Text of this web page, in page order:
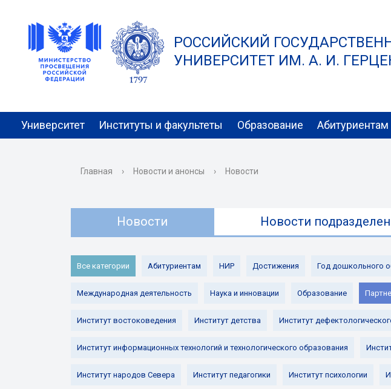
РОССИЙСКИЙ
УНИВЕРСИТЕТ ИМ. А. И.
Университет Институты и факультеты Образование Абитуриентам
Главная › Новости и анонсы › Новости
Новости Новости
Все категории Абитуриентам НИР Достижения Год дошкольного
Международная деятельность Наука и инновации Образование
Институт востоковедения Институт детства Институт
Институт информационных технологий и технологического образования
Институт народов Севера Институт педагогики Институт психологии